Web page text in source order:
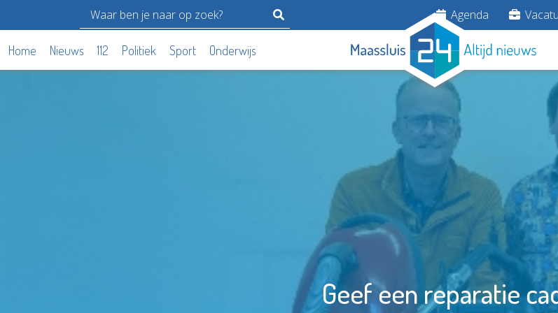
Agenda
Home Nieuws 112 Politiek Sport Onderwijs
Geef een reparatie